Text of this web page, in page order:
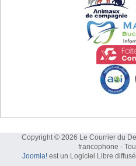
Copyright © 2026 Le Courrier du
francophone -
Joomla!est un Logiciel Libre